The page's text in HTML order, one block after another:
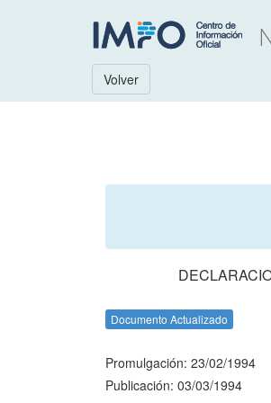
Volver
Documento Actualizado
Promulgación: 23/02/1994
Publicación: 03/03/1994